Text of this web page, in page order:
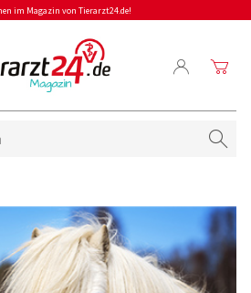
im Magazin von Tierarzt24.de!